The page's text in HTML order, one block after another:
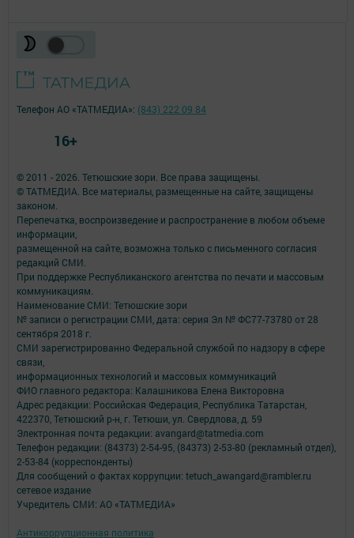
© 2011 - 2026. Тетюшские зори. Все права защищены.
© ТАТМЕДИА. Все материалы, размещенные на сайте, защищены
законом.
Перепечатка, воспроизведение и распространение в любом объеме
информации,
размещенной на сайте, возможна только с письменного согласия
редакций СМИ.
При поддержке Республиканского агентства по печати и массовым
коммуникациям.
Наименование СМИ: Тетюшские зори
№ записи о регистрации СМИ, дата: серия Эл № ФС77-73780 от 28
сентября 2018 г.
СМИ зарегистрированно Федеральной службой по надзору в сфере
связи,
информационных технологий и массовых коммуникаций
ФИО главного редактора: Калашникова Елена Викторовна
Адрес редакции: Российская Федерация, Республика Татарстан,
422370, Тетюшский р-н, г. Тетюши, ул. Свердлова, д. 59
Электронная почта редакции: avangard@tatmedia.com
Телефон редакции: (84373) 2-54-95, (84373) 2-53-80 (рекламный отдел),
2-53-84 (корреспонденты)
Для сообщений о фактах коррупции: tetuch_awangard@rambler.ru
сетевое издание
Учредитель СМИ: АО «ТАТМЕДИА»
Антикоррупционная политика
Телефон АО «ТАТМЕДИА»: (843) 222 09 84
16+